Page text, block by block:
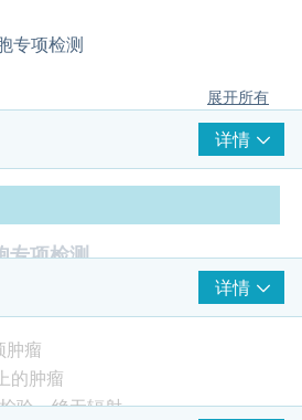
专项检测
展开所有
详情
专项检测
项检测
注册护士等)讲解报告
详情
肿瘤
的肿瘤
验，绝无辐射